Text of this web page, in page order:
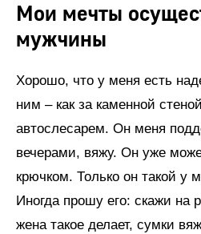
Мои мечты
мужчины
Хорошо, что у меня есть
ним – как за каменной
автослесарем. Он меня
вечерами, вяжу. Он уже
крючком. Только он такой у
Иногда прошу его: скажи на
жена такое делает, сумки